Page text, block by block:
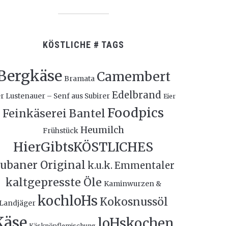
KÖSTLICHE # TAGS
Bramata Camembert
Lustenauer – Senf aus Subirer Edelbrand Eier
Feinkäserei BantelFoodpics
Frühstück Heumilch
HierGibtsKÖSTLICHES
Original k.u.k. Emmentaler
kaltgepresste Öle Kaminwurzen &
kochloHs Kokosnussöl